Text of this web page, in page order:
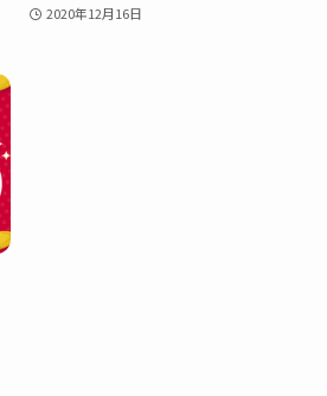
2020年12月16日